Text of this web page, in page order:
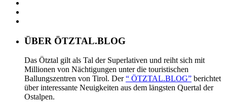
ÜBER ÖTZTAL.BLOG
Das Ötztal gilt als Tal der Superlativen und reiht sich mit
Millionen von Nächtigungen unter die touristischen
Ballungszentren von Tirol. Der“ ÖTZTAL.BLOG” berichtet
über interessante Neuigkeiten aus dem längsten Quertal der
Ostalpen.